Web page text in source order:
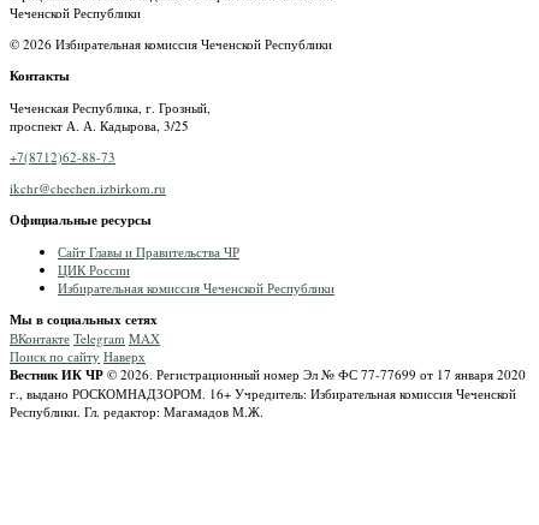
Чеченской Республики
© 2026 Избирательная комиссия Чеченской Республики
Контакты
Чеченская Республика, г. Грозный,
проспект А. А. Кадырова, 3/25
+7(8712)62-88-73
ikchr@chechen.izbirkom.ru
Официальные ресурсы
Сайт Главы и Правительства ЧР
ЦИК России
Избирательная комиссия Чеченской Республики
Мы в социальных сетях
ВКонтакте Telegram MAX
Поиск по сайту Наверх
Вестник ИК ЧР © 2026. Регистрационный номер Эл № ФС 77-77699 от 17 января 2020
г., выдано РОСКОМНАДЗОРОМ. 16+ Учредитель: Избирательная комиссия Чеченской
Республики. Гл. редактор: Магамадов М.Ж.